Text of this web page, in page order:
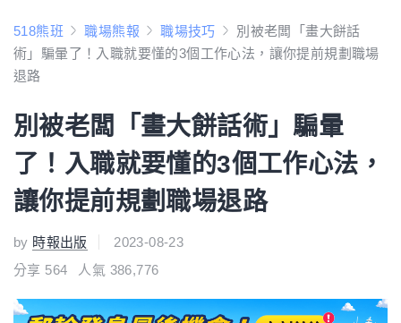
518熊班 職場熊報 職場技巧
別被老闆「畫大餅話
術」騙暈了！入職就要懂的3個工作心法，讓你提前規劃職場
退路
別被老闆「畫大餅話術」騙暈
了！入職就要懂的3個工作心法，
讓你提前規劃職場退路
by 時報出版
2023-08-23
分享 564 人氣 386,776